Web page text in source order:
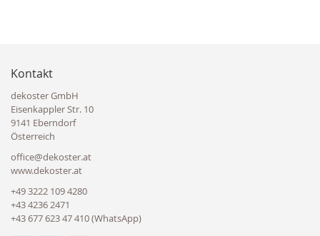
Kontakt
dekoster GmbH
Eisenkappler Str. 10
9141 Eberndorf
Österreich
office@dekoster.at
www.dekoster.at
+49 3222 109 4280
+43 4236 2471
+43 677 623 47 410 (WhatsApp)